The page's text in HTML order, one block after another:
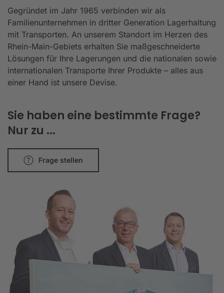
Gegründet im Jahr 1965 verbinden wir als
Familienunternehmen in dritter Generation Lagerhaltung
mit Transporten. An unserem Standort im Herzen des
Rhein-Main-Gebiets erhalten Sie maßgeschneiderte
Lösungen für Ihre Lagerungen und die nationalen sowie
internationalen Transporte Ihrer Produkte – alles aus
einer Hand ist unsere Devise.
Sie haben eine bestimmte Frage?
Nur zu ...
Frage stellen